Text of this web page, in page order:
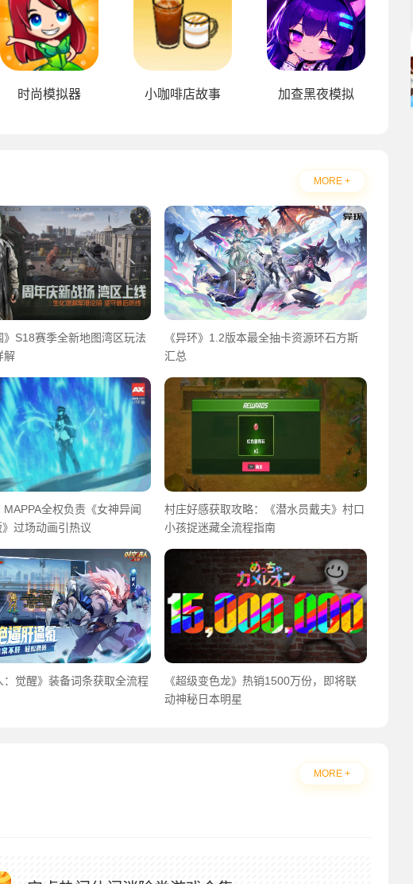
时尚模拟器 小咖啡店故事 加查黑夜模拟
MORE +
》S18赛季全新地图湾区玩法
解
《异环》1.2版本最全抽卡资源环石方斯
汇总
全权负责《女神异闻
过场动画引热议
村庄好感获取攻略：《潜水员戴夫》村口
小孩捉迷藏全流程指南
：觉醒》装备词条获取全流程
《超级变色龙》热销1500万份，即将联
动神秘日本明星
MORE +